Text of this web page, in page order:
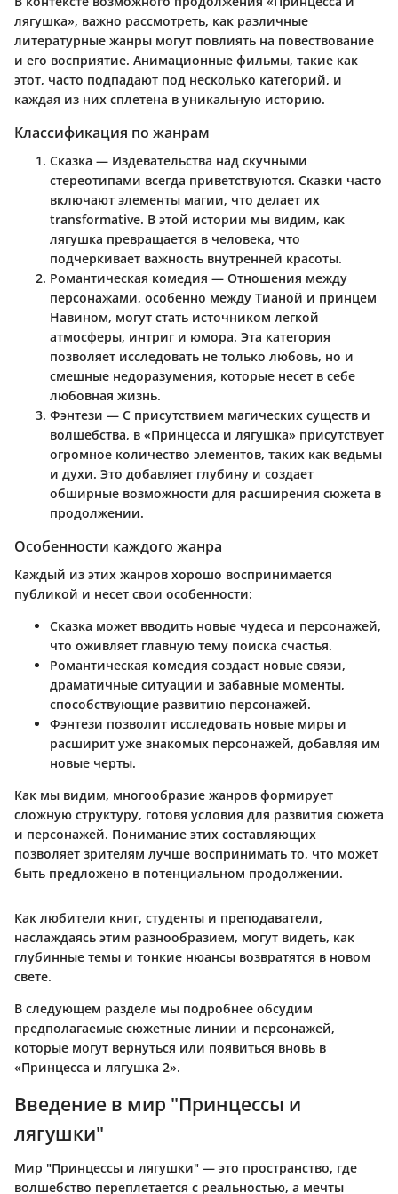
лягушка», важно рассмотреть, как различные
литературные жанры могут повлиять на повествование
и его восприятие. Анимационные фильмы, такие как
этот, часто подпадают под несколько категорий, и
каждая из них сплетена в уникальную историю.
Классификация по жанрам
Сказка — Издевательства над скучными
стереотипами всегда приветствуются. Сказки часто
включают элементы магии, что делает их
transformative. В этой истории мы видим, как
лягушка превращается в человека, что
подчеркивает важность внутренней красоты.
Романтическая комедия — Отношения между
персонажами, особенно между Тианой и принцем
Навином, могут стать источником легкой
атмосферы, интриг и юмора. Эта категория
позволяет исследовать не только любовь, но и
смешные недоразумения, которые несет в себе
любовная жизнь.
Фэнтези — С присутствием магических существ и
волшебства, в «Принцесса и лягушка» присутствует
огромное количество элементов, таких как ведьмы
и духи. Это добавляет глубину и создает
обширные возможности для расширения сюжета в
продолжении.
Особенности каждого жанра
Каждый из этих жанров хорошо воспринимается
публикой и несет свои особенности:
Сказка может вводить новые чудеса и персонажей,
что оживляет главную тему поиска счастья.
Романтическая комедия создаст новые связи,
драматичные ситуации и забавные моменты,
способствующие развитию персонажей.
Фэнтези позволит исследовать новые миры и
расширит уже знакомых персонажей, добавляя им
новые черты.
Как мы видим, многообразие жанров формирует
сложную структуру, готовя условия для развития сюжета
и персонажей. Понимание этих составляющих
позволяет зрителям лучше воспринимать то, что может
быть предложено в потенциальном продолжении.
Как любители книг, студенты и преподаватели,
наслаждаясь этим разнообразием, могут видеть, как
глубинные темы и тонкие нюансы возвратятся в новом
свете.
В следующем разделе мы подробнее обсудим
предполагаемые сюжетные линии и персонажей,
которые могут вернуться или появиться вновь в
«Принцесса и лягушка 2».
Введение в мир "Принцессы и
лягушки"
Мир "Принцессы и лягушки" — это пространство, где
волшебство переплетается с реальностью, а мечты